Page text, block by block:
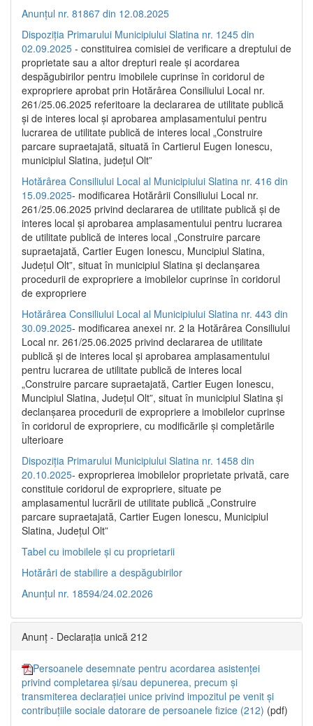
Anunțul nr. 81867 din 12.08.2025
Dispoziția Primarului Municipiului Slatina nr. 1245 din
02.09.2025 - constituirea comisiei de verificare a dreptului de
proprietate sau a altor drepturi reale și acordarea
despăgubirilor pentru imobilele cuprinse în coridorul de
expropriere aprobat prin Hotărârea Consiliului Local nr.
261/25.06.2025 referitoare la declararea de utilitate publică
și de interes local și aprobarea amplasamentului pentru
lucrarea de utilitate publică de interes local „Construire
parcare supraetajată, situată în Cartierul Eugen Ionescu,
municipiul Slatina, județul Olt”
Hotărârea Consiliului Local al Municipiului Slatina nr. 416 din
15.09.2025- modificarea Hotărârii Consiliului Local nr.
261/25.06.2025 privind declararea de utilitate publică și de
interes local și aprobarea amplasamentului pentru lucrarea
de utilitate publică de interes local „Construire parcare
supraetajată, Cartier Eugen Ionescu, Muncipiul Slatina,
Județul Olt”, situat în municipiul Slatina și declanșarea
procedurii de expropriere a imobilelor cuprinse în coridorul
de expropriere
Hotărârea Consiliului Local al Municipiului Slatina nr. 443 din
30.09.2025- modificarea anexei nr. 2 la Hotărârea Consiliului
Local nr. 261/25.06.2025 privind declararea de utilitate
publică şi de interes local şi aprobarea amplasamentului
pentru lucrarea de utilitate publică de interes local
„Construire parcare supraetajată, Cartier Eugen Ionescu,
Muncipiul Slatina, Judeţul Olt”, situat în municipiul Slatina şi
declanşarea procedurii de expropriere a imobilelor cuprinse
în coridorul de expropriere, cu modificările şi completările
ulterioare
Dispoziția Primarului Municipiului Slatina nr. 1458 din
20.10.2025- exproprierea imobilelor proprietate privată, care
constituie coridorul de expropriere, situate pe
amplasamentul lucrării de utilitate publică „Construire
parcare supraetajată, Cartier Eugen Ionescu, Municipiul
Slatina, Județul Olt”
Tabel cu imobilele și cu proprietarii
Hotărâri de stabilire a despăgubirilor
Anunțul nr. 18594/24.02.2026
Anunț - Declarația unică 212
Persoanele desemnate pentru acordarea asistenței
privind completarea și/sau depunerea, precum și
transmiterea declarației unice privind impozitul pe venit și
contribuțiile sociale datorare de persoanele fizice (212) (pdf)